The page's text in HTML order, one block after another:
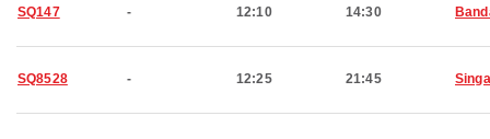
SQ147 - 12:10 14:30
SQ8528 - 12:25 21:45